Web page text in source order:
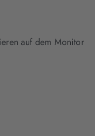
auf dem Monitor